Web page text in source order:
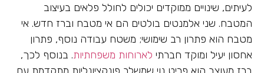
לעיתים, שינויים ממוקדים יכולים לחולל פלאים בעיצוב
המטבח. שני אלמנטים בולטים הם אי מטבח וברז חדש. אי
מטבח הוא פתרון רב שימושי; משטח עבודה נוסף, פתרון
אחסון יעיל ומוקד חברתי לארוחות משפחתיות. בנוסף לכך,